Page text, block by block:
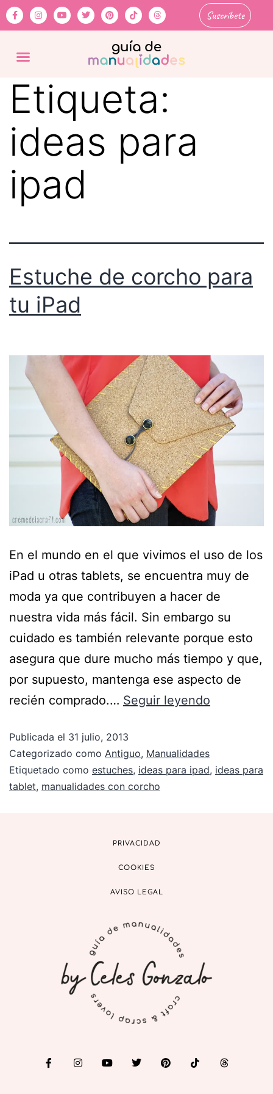
Suscríbete
Etiqueta:
ideas para
ipad
Estuche de corcho para
tu iPad
En el mundo en el que vivimos el uso de los
iPad u otras tablets, se encuentra muy de
moda ya que contribuyen a hacer de
nuestra vida más fácil. Sin embargo su
cuidado es también relevante porque esto
asegura que dure mucho más tiempo y que,
por supuesto, mantenga ese aspecto de
recién comprado.… Seguir leyendo
Publicada el 31 julio, 2013
Categorizado como Antiguo, Manualidades
Etiquetado como estuches, ideas para ipad, ideas para
tablet, manualidades con corcho
PRIVACIDAD
COOKIES
AVISO LEGAL